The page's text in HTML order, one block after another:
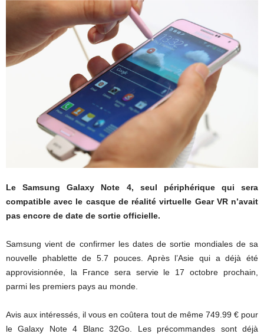
Le Samsung Galaxy Note 4, seul périphérique qui sera
compatible avec le casque de réalité virtuelle Gear VR n’avait
pas encore de date de sortie officielle.
Samsung vient de confirmer les dates de sortie mondiales de sa
nouvelle phablette de 5.7 pouces. Après l’Asie qui a déjà été
approvisionnée, la France sera servie le 17 octobre prochain,
parmi les premiers pays au monde.
Avis aux intéressés, il vous en coûtera tout de même 749.99 € pour
le Galaxy Note 4 Blanc 32Go. Les précommandes sont déjà